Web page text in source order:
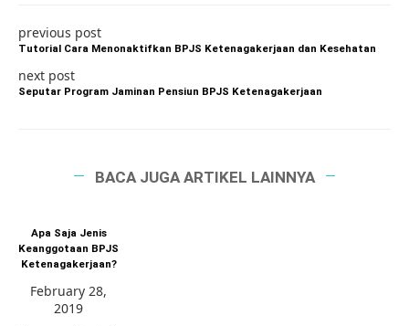
previous post
Tutorial Cara Menonaktifkan BPJS Ketenagakerjaan dan Kesehatan
next post
Seputar Program Jaminan Pensiun BPJS Ketenagakerjaan
BACA JUGA ARTIKEL LAINNYA
Apa Saja Jenis
Keanggotaan BPJS
Ketenagakerjaan?
February 28,
2019